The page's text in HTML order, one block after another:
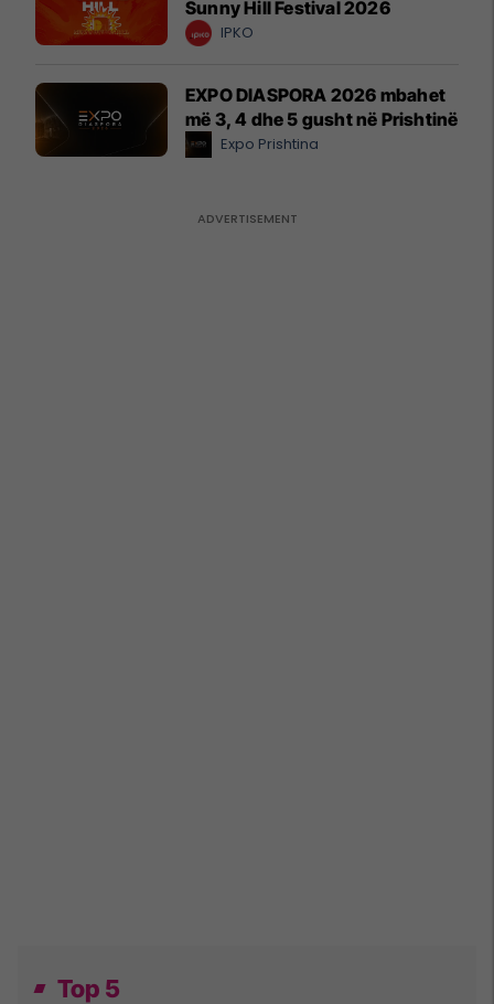
Sunny Hill Festival 2026
IPKO
EXPO DIASPORA 2026 mbahet
më 3, 4 dhe 5 gusht në Prishtinë
Expo Prishtina
Top 5